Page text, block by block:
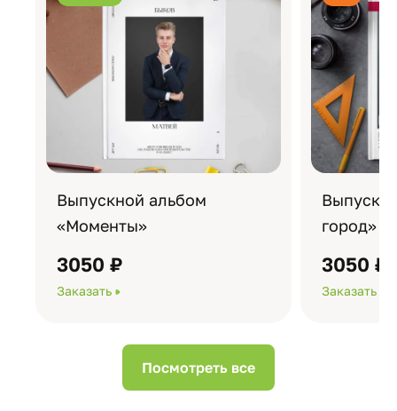
Выпускной альбом
«Моменты»
3050 ₽
Заказать
город»
3050 ₽
Заказать
Посмотреть все